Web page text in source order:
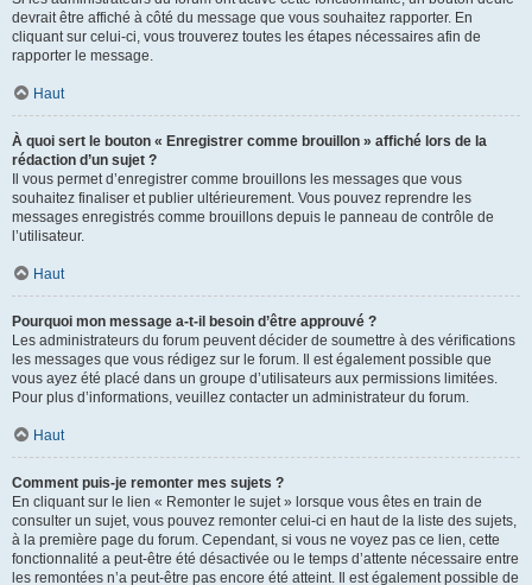
devrait être affiché à côté du message que vous souhaitez rapporter. En
cliquant sur celui-ci, vous trouverez toutes les étapes nécessaires afin de
rapporter le message.
Haut
À quoi sert le bouton « Enregistrer comme brouillon » affiché lors de la
rédaction d’un sujet ?
Il vous permet d’enregistrer comme brouillons les messages que vous
souhaitez finaliser et publier ultérieurement. Vous pouvez reprendre les
messages enregistrés comme brouillons depuis le panneau de contrôle de
l’utilisateur.
Haut
Pourquoi mon message a-t-il besoin d’être approuvé ?
Les administrateurs du forum peuvent décider de soumettre à des vérifications
les messages que vous rédigez sur le forum. Il est également possible que
vous ayez été placé dans un groupe d’utilisateurs aux permissions limitées.
Pour plus d’informations, veuillez contacter un administrateur du forum.
Haut
Comment puis-je remonter mes sujets ?
En cliquant sur le lien « Remonter le sujet » lorsque vous êtes en train de
consulter un sujet, vous pouvez remonter celui-ci en haut de la liste des sujets,
à la première page du forum. Cependant, si vous ne voyez pas ce lien, cette
fonctionnalité a peut-être été désactivée ou le temps d’attente nécessaire entre
les remontées n’a peut-être pas encore été atteint. Il est également possible de